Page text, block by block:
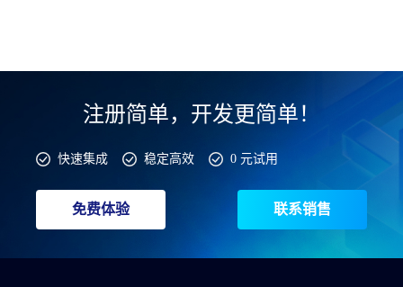
注册简单，开发更简单！
快速集成 稳定高效 0 元试用
免费体验 联系销售